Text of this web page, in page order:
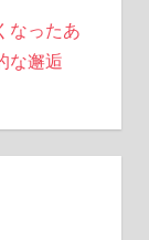
なったあ
な邂逅